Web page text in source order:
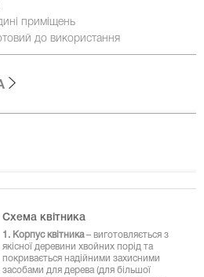
приміщень
до використання
Схема квітника
1. Корпус квітника– виготовляється з
якісної деревини хвойних порід та
покривається надійними захисними
засобами для дерева (для більшої